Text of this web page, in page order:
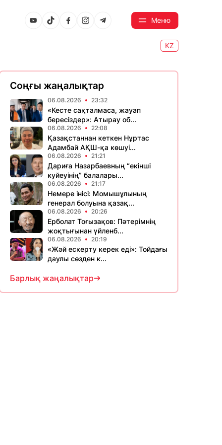
Меню
KZ
Соңғы жаңалықтар
06.08.2026 23:32
«Кесте сақталмаса, жауап
бересіздер»: Атырау об...
06.08.2026 22:08
Қазақстаннан кеткен Нұртас
Адамбай АҚШ-қа көшуі...
06.08.2026 21:21
Дариға Назарбаевның “екінші
куйеуінің” балалары...
06.08.2026 21:17
Немере інісі: Момышұлының
генерал болуына қазақ...
06.08.2026 20:26
Ерболат Тоғызақов: Пәтерімнің
жоқтығынан үйленб...
06.08.2026 20:19
«Жәй ескерту керек еді»: Тойдағы
даулы сөзден к...
Барлық жаңалықтар